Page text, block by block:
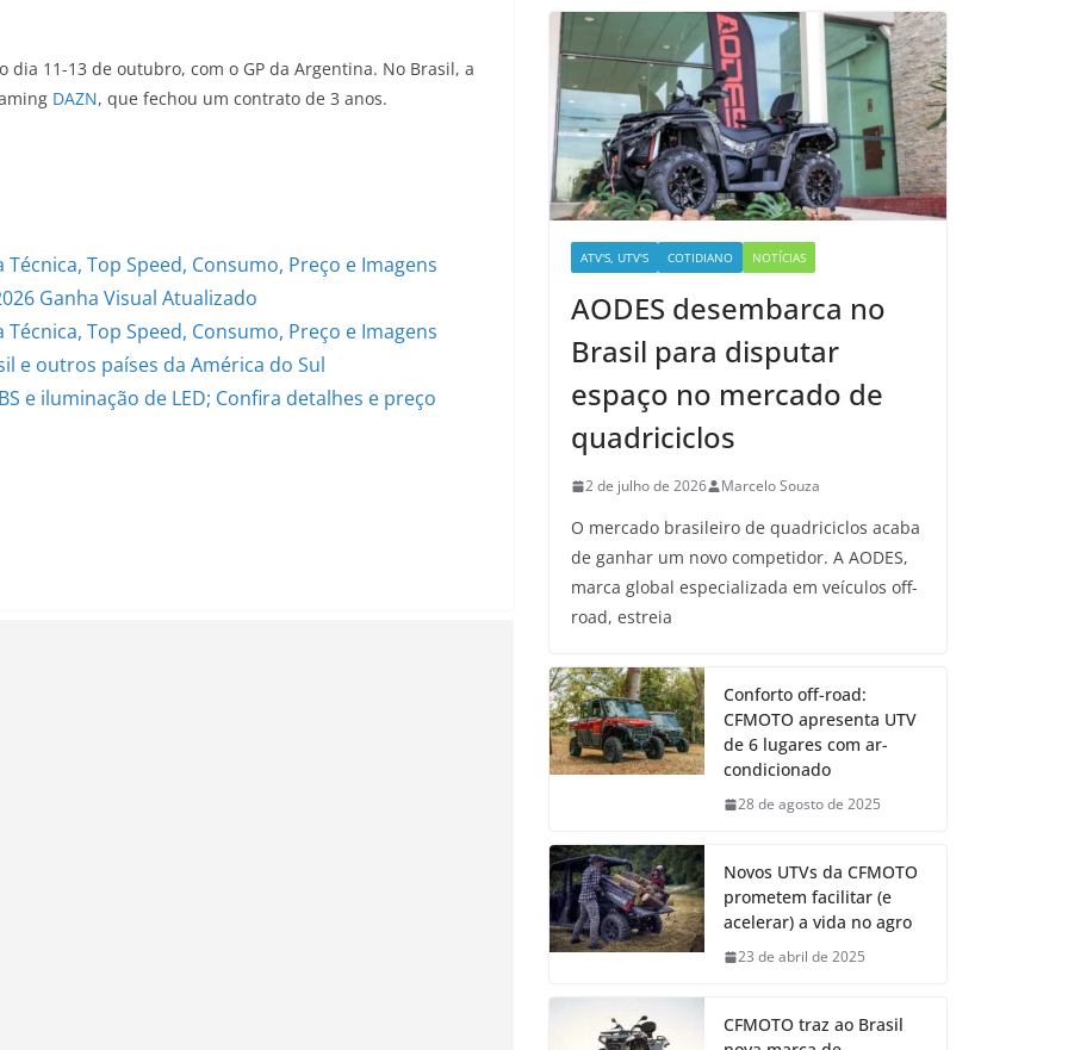
dia 11-13 de outubro, com o GP da Argentina. No Brasil, a
DAZN, que fechou um contrato de 3 anos.
Top Speed, Consumo, Preço e Imagens
Ganha Visual Atualizado
Top Speed, Consumo, Preço e Imagens
e outros países da América do Sul
e iluminação de LED; Confira detalhes e preço
ATV'S, UTV'S COTIDIANO NOTÍCIAS
AODES desembarca no
Brasil para disputar
espaço no mercado de
quadriciclos
2 de julho de 2026 Marcelo Souza
O mercado brasileiro de quadriciclos acaba
de ganhar um novo competidor. A AODES,
marca global especializada em veículos off-
road, estreia
Conforto off-road:
CFMOTO apresenta UTV
de 6 lugares com ar-
condicionado
28 de agosto de 2025
Novos UTVs da CFMOTO
prometem facilitar (e
acelerar) a vida no agro
23 de abril de 2025
CFMOTO traz ao Brasil